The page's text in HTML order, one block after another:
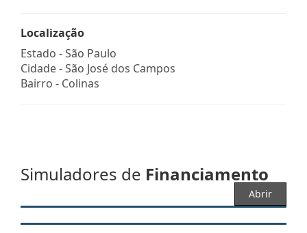
Localização
Estado -São Paulo
Cidade -São José dos Campos
Bairro - Colinas
Simuladores de Financiamento
Abrir